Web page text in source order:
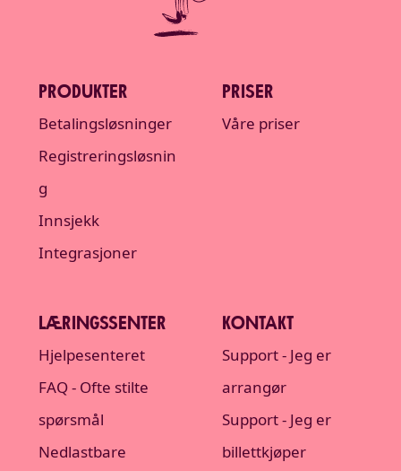
PRODUKTER
Betalingsløsninger
Registreringsløsnin
g
Innsjekk
Integrasjoner
PRISER
Våre priser
LÆRINGSSENTER
Hjelpesenteret
FAQ - Ofte stilte
spørsmål
Nedlastbare
KONTAKT
Support - Jeg er
arrangør
Support - Jeg er
billettkjøper